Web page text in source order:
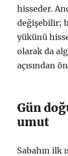
hisseder.
değişebilir;
yükünü
olarak da
açısından
Gün
umut
Sabahın ilk